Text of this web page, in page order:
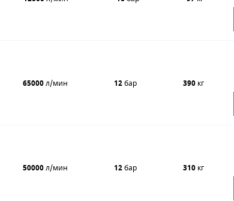
65000л/мин 12бар 390 кг
50000л/мин 12бар 310 кг